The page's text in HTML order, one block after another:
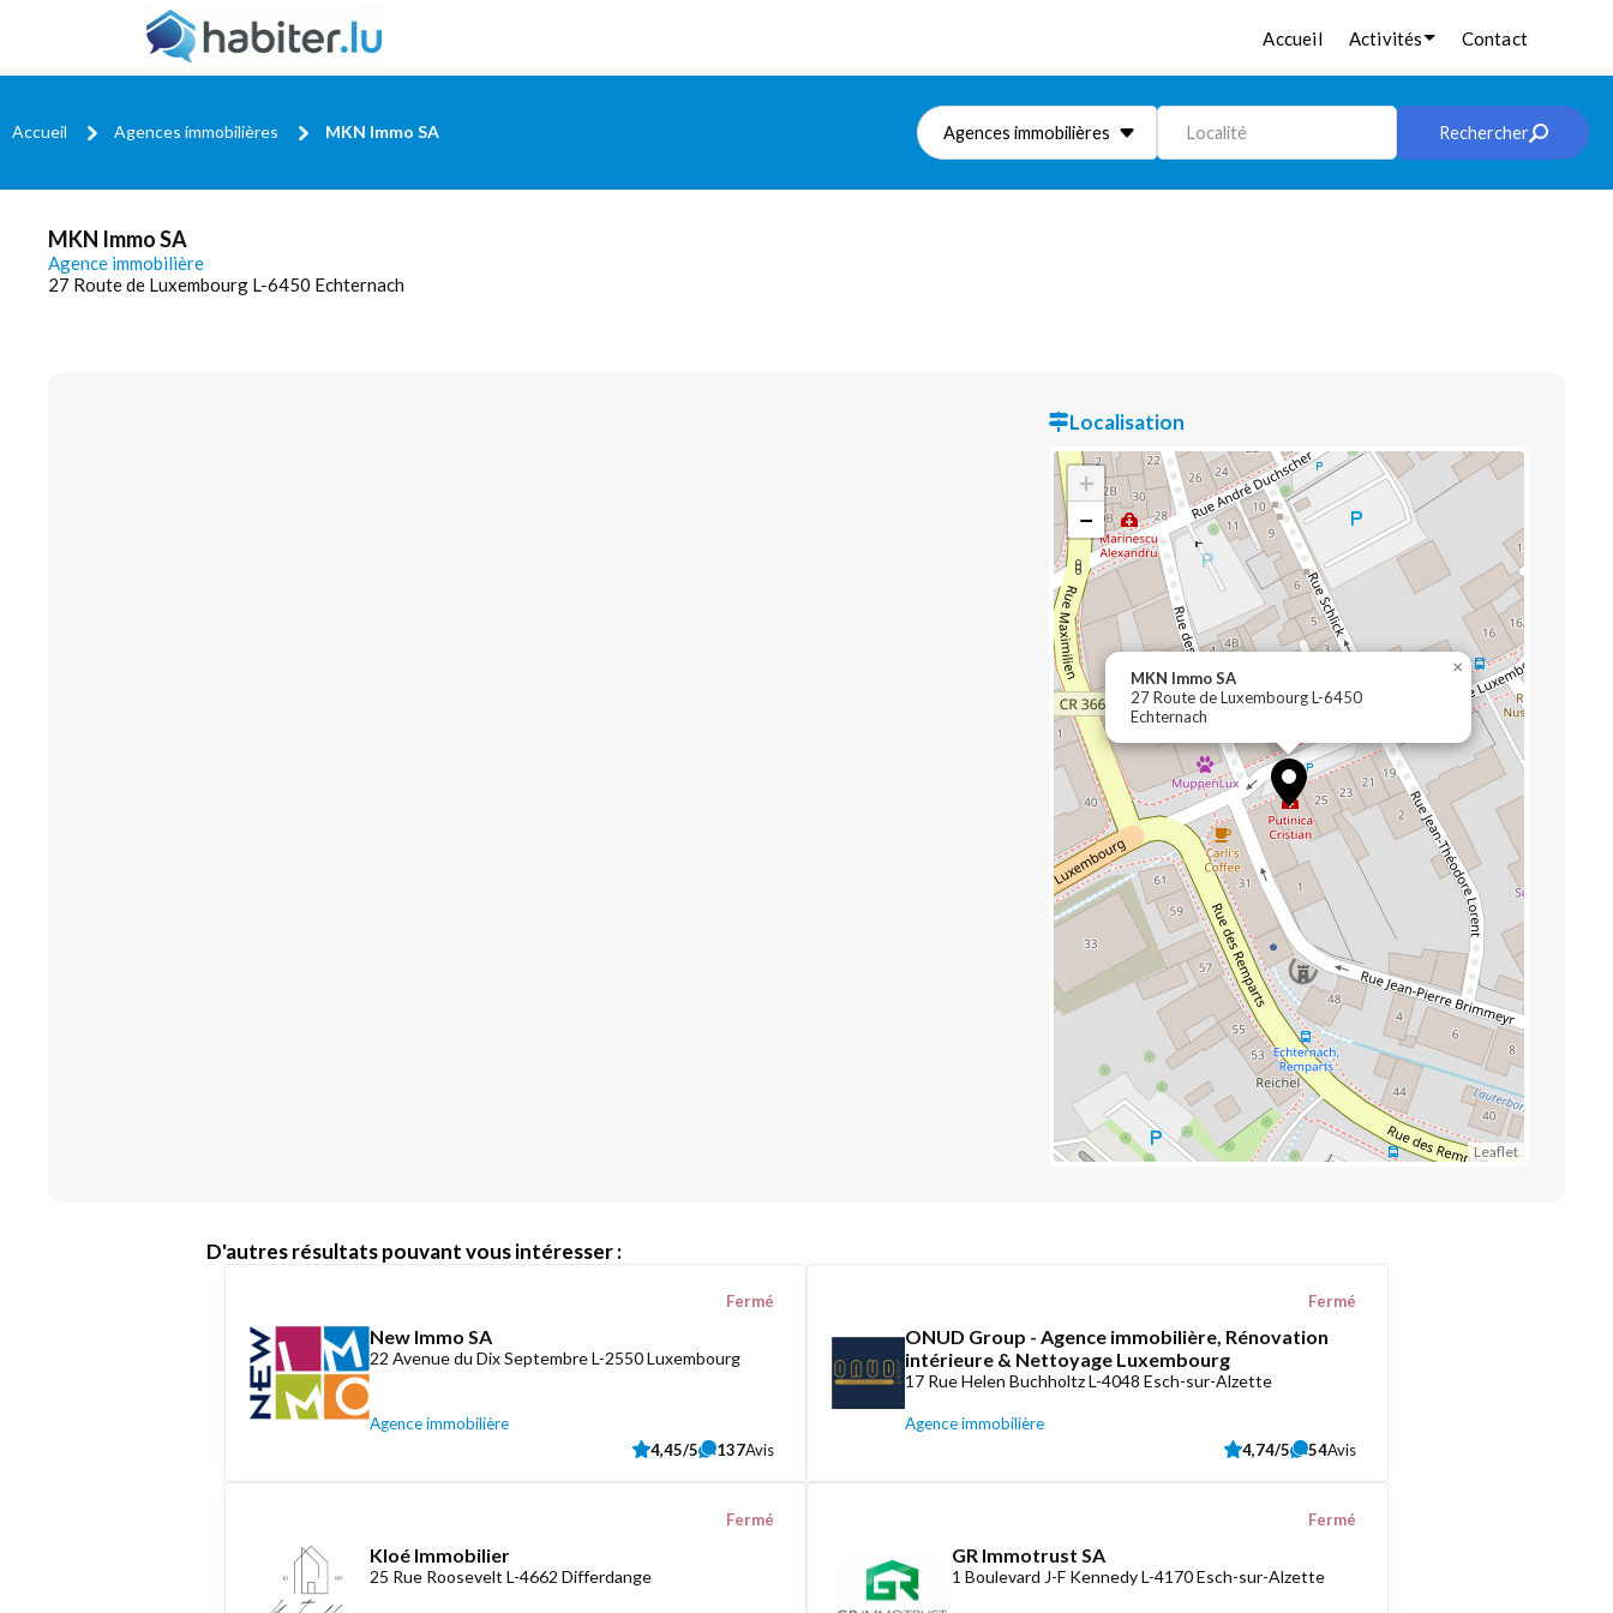
Accueil Activités Contact
Accueil Agences immobilières MKN Immo SA Agences immobilières Localité Rechercher
MKN Immo SA
Agence immobilière
27 Route de Luxembourg L-6450 Echternach
Localisation
MKN Immo SA
27 Route de Luxembourg L-6450
Echternach
×
+
−
Leaflet
D'autres résultats pouvant vous intéresser :
New Immo SA
22 Avenue du Dix Septembre L-2550 Luxembourg
Agence immobilière
Fermé
4,45/5 137Avis
ONUD Group - Agence immobilière, Rénovation
intérieure & Nettoyage Luxembourg
17 Rue Helen Buchholtz L-4048 Esch-sur-Alzette
Agence immobilière
Fermé
4,74/5 54Avis
Kloé Immobilier
25 Rue Roosevelt L-4662 Differdange
Fermé
GR Immotrust SA
1 Boulevard J-F Kennedy L-4170 Esch-sur-Alzette
Fermé